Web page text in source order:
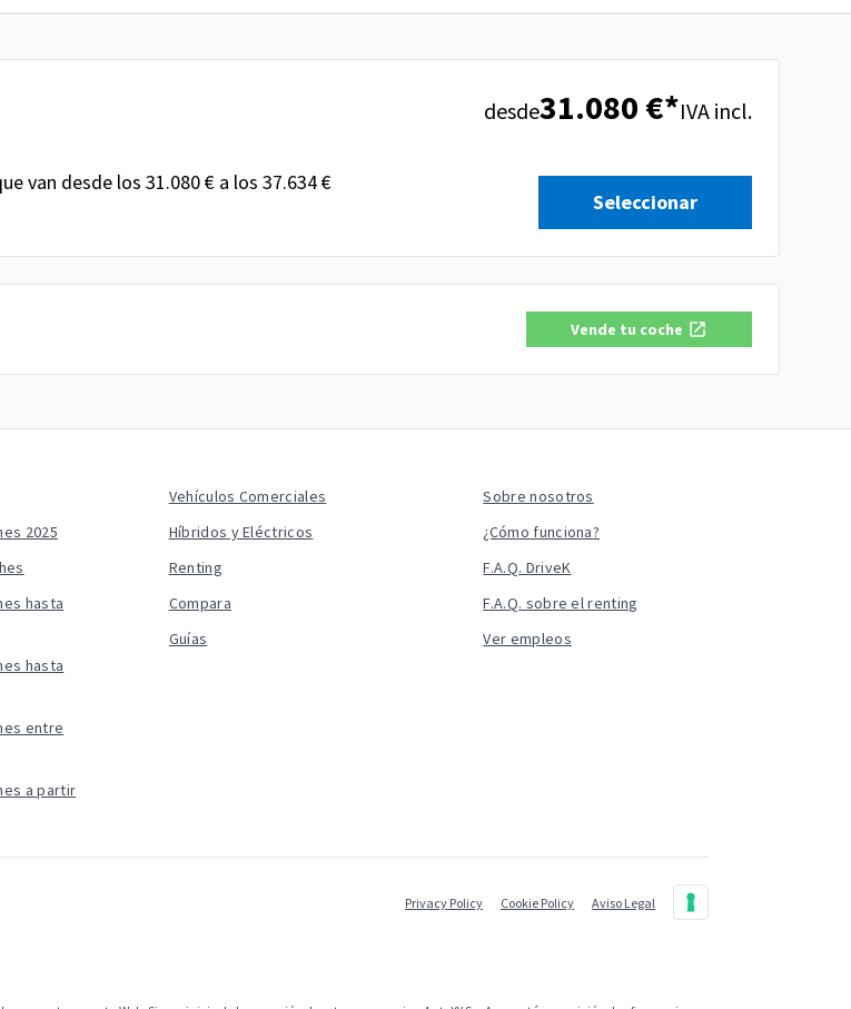
van desde los 31.080 € a los 37.634 €
desde31.080 €*IVA incl.
Seleccionar
Vende tu coche
2025
hasta
hasta
entre
a partir
Vehículos Comerciales
Híbridos y Eléctricos
Renting
Compara
Guías
Sobre nosotros
¿Cómo funciona?
F.A.Q. DriveK
F.A.Q. sobre el renting
Ver empleos
Privacy Policy Cookie Policy Aviso Legal